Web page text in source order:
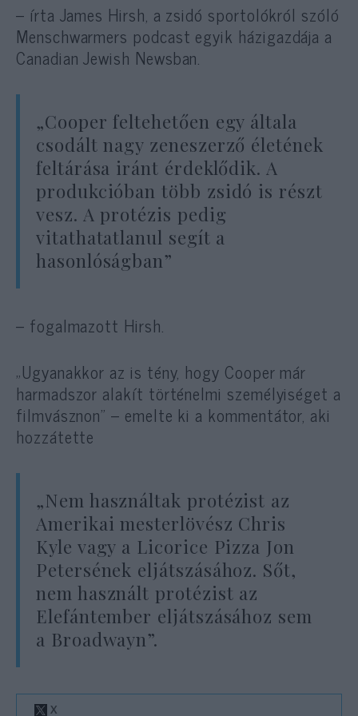
– írta James Hirsh, a zsidó sportolókról szóló
Menschwarmers podcast egyik házigazdája a
Canadian Jewish Newsban.
„Cooper feltehetően egy általa
csodált nagy zeneszerző életének
feltárása iránt érdeklődik. A
produkcióban több zsidó is részt
vesz. A protézis pedig
vitathatatlanul segít a
hasonlóságban”
– fogalmazott Hirsh.
„Ugyanakkor az is tény, hogy Cooper már
harmadszor alakít történelmi személyiséget a
filmvásznon” – emelte ki a kommentátor, aki
hozzátette
„Nem használtak protézist az
Amerikai mesterlövész Chris
Kyle vagy a Licorice Pizza Jon
Petersének eljátszásához. Sőt,
nem használt protézist az
Elefántember eljátszásához sem
a Broadwayn”.